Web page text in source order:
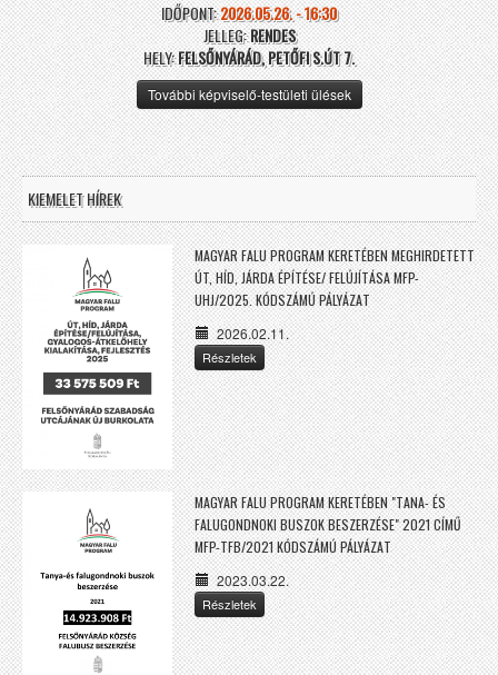
IDŐPONT:2026.05.26. - 16:30
JELLEG:RENDES
HELY:FELSŐNYÁRÁD, PETŐFI S.ÚT 7.
További képviselő-testületi ülések
KIEMELET HÍREK
MAGYAR FALU PROGRAM KERETÉBEN MEGHIRDETETT
ÚT, HÍD, JÁRDA ÉPÍTÉSE/ FELÚJÍTÁSA MFP-
UHJ/2025. KÓDSZÁMÚ PÁLYÁZAT
2026.02.11.
Részletek
MAGYAR FALU PROGRAM KERETÉBEN "TANA- ÉS
FALUGONDNOKI BUSZOK BESZERZÉSE" 2021 CÍMŰ
MFP-TFB/2021 KÓDSZÁMÚ PÁLYÁZAT
2023.03.22.
Részletek